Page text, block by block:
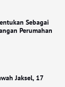
Sebagai
Perumahan
Jaksel, 17